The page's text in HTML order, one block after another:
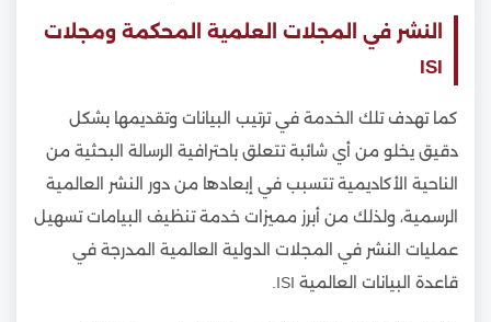
النشر في المجلات العلمية المحكمة ومجلات
ISI
كما تهدف تلك الخدمة في ترتيب البيانات وتقديمها بشكل
دقيق يخلو من أي شائبة تتعلق باحترافية الرسالة البحثية من
الناحية الأكاديمية تتسبب في إبعادها من دور النشر العالمية
الرسمية، ولذلك من أبرز مميزات خدمة تنظيف البيامات تسهيل
عمليات النشر في المجلات الدولية العالمية المدرجة في
قاعدة البيانات العالمية ISI.